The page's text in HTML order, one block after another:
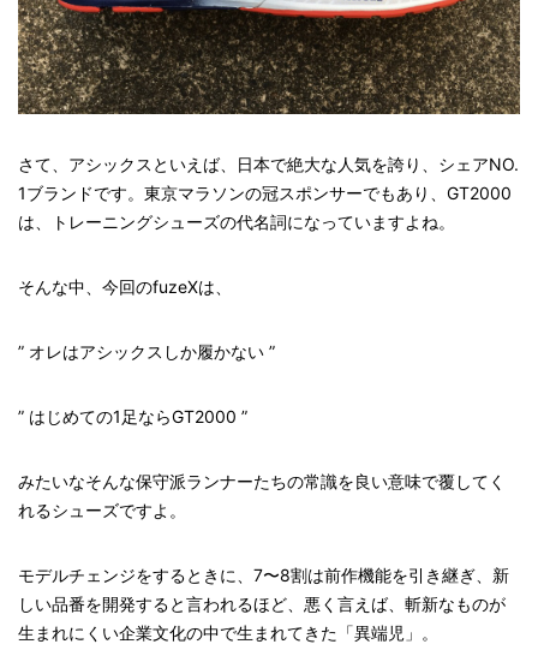
さて、アシックスといえば、日本で絶大な人気を誇り、シェアNO.
1ブランドです。東京マラソンの冠スポンサーでもあり、GT2000
は、トレーニングシューズの代名詞になっていますよね。
そんな中、今回のfuzeXは、
” オレはアシックスしか履かない ”
” はじめての1足ならGT2000 ”
みたいなそんな保守派ランナーたちの常識を良い意味で覆してく
れるシューズですよ。
モデルチェンジをするときに、7〜8割は前作機能を引き継ぎ、新
しい品番を開発すると言われるほど、悪く言えば、斬新なものが
生まれにくい企業文化の中で生まれてきた「異端児」。